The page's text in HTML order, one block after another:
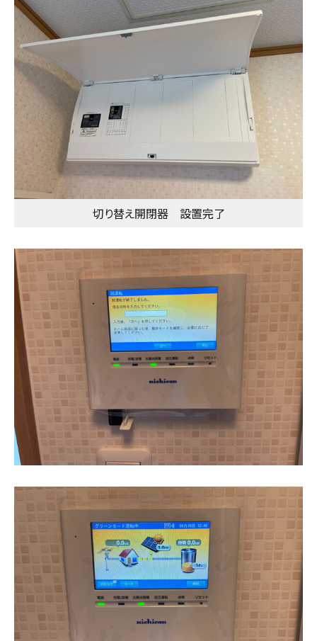
切り替え開閉器 設置完了